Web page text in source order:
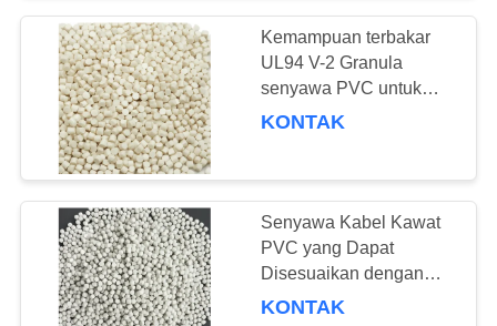
Pengubah Dampak
untuk PVC
Kemampuan terbakar
UL94 V-2 Granula
senyawa PVC untuk
bahan cetakan injeksi
KONTAK
Senyawa Kabel Kawat
PVC yang Dapat
Disesuaikan dengan
Perpanjangan Tinggi
KONTAK